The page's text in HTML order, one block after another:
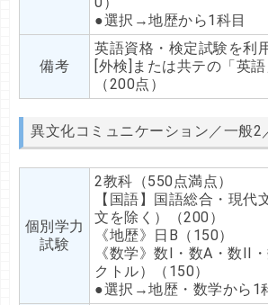
●選択→地歴から1科目
備考
英語資格・検定試験を利
[外検]または共テの「英
（200点）
異文化コミュニケーション／一般2
個別学力
試験
2教科（550点満点）
【国語】国語総合・現代
文を除く）（200）
《地歴》日B（150）
《数学》数I・数A・数II
クトル）（150）
●選択→地歴・数学から1